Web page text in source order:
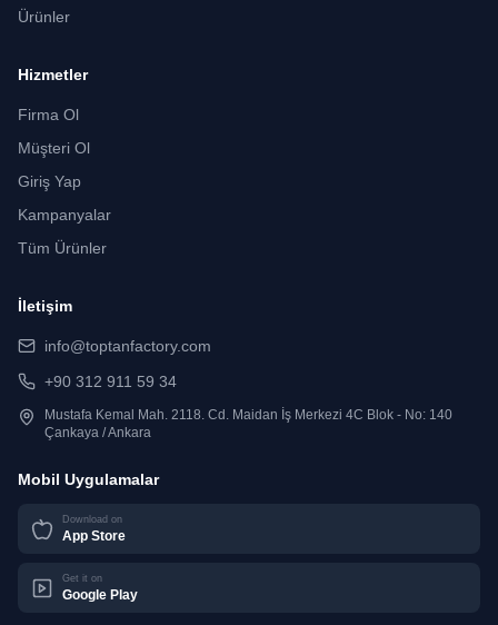
Ürünler
Hizmetler
Firma Ol
Müşteri Ol
Giriş Yap
Kampanyalar
Tüm Ürünler
İletişim
info@toptanfactory.com
+90 312 911 59 34
Mustafa Kemal Mah. 2118. Cd. Maidan İş Merkezi 4C Blok - No: 140
Çankaya / Ankara
Mobil Uygulamalar
Download on
App Store
Get it on
Google Play